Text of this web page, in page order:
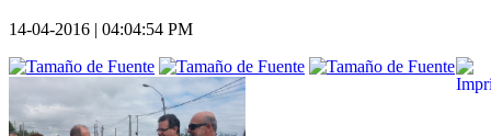
14-04-2016 | 04:04:54 PM